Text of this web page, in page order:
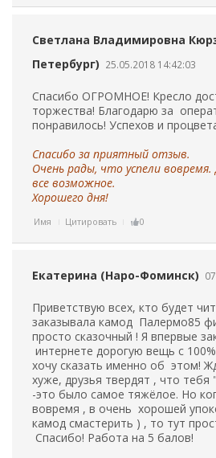
Светлана Владимировна
Петербург) 25.05.2018 14:42:03
Спасибо ОГРОМНОЕ! Кресло
торжества! Благодарю за
понравилось! Успехов и
Спасибо за приятный отзыв.
Очень рады, что успели
все возможное.
Хорошего дня!
Имя Цитировать 0
Екатерина (Наро-Фоминск)
Приветствую всех, кто будет
заказывала камод Палермо85
просто сказочный ! Я впервые
интернете дорогую вещь с
хочу сказать именно об этом!
хуже, друзья твердят , что тебя
-это было самое тяжёлое. Но
вовремя , в очень хорошей
камод смастерить ) , то тут
Спасибо! Работа на 5 балов!